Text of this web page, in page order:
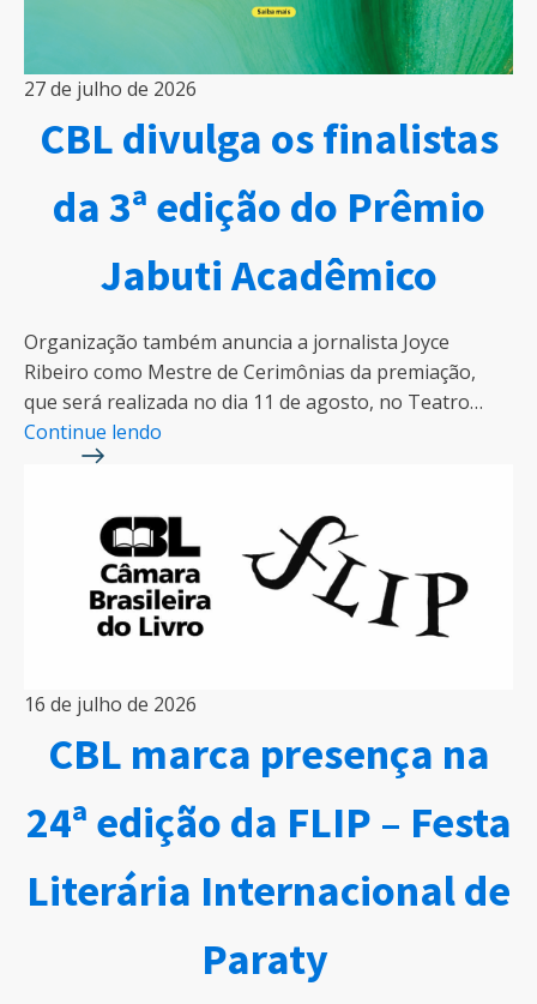
27 de julho de 2026
CBL divulga os finalistas
da 3ª edição do Prêmio
Jabuti Acadêmico
Organização também anuncia a jornalista Joyce
Ribeiro como Mestre de Cerimônias da premiação,
que será realizada no dia 11 de agosto, no Teatro…
Continue lendo
16 de julho de 2026
CBL marca presença na
24ª edição da FLIP – Festa
Literária Internacional de
Paraty